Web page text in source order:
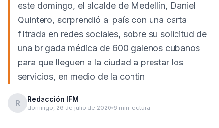
este domingo, el alcalde de Medellín, Daniel
Quintero, sorprendió al país con una carta
filtrada en redes sociales, sobre su solicitud de
una brigada médica de 600 galenos cubanos
para que lleguen a la ciudad a prestar los
servicios, en medio de la contin
R Redacción IFM
domingo, 26 de julio de 2020 6 min lectura